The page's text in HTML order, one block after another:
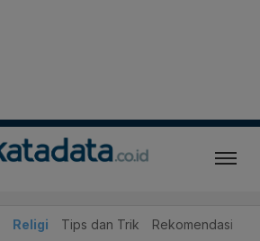
Religi Tips dan Trik Rekomendasi